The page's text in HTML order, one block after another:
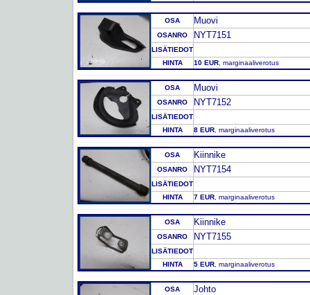
OSA Muovi
OSANRO NYT7151
LISÄTIEDOT
HINTA
10 EUR , marginaaliverotus
OSA Muovi
OSANRO NYT7152
LISÄTIEDOT
HINTA
8 EUR , marginaaliverotus
OSA Kiinnike
OSANRO NYT7154
LISÄTIEDOT
HINTA
7 EUR , marginaaliverotus
OSA Kiinnike
OSANRO NYT7155
LISÄTIEDOT
HINTA
5 EUR , marginaaliverotus
OSA Johto